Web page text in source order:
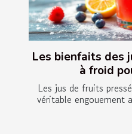
Les bienfaits des
à froid
Les jus de fruits
véritable engouement